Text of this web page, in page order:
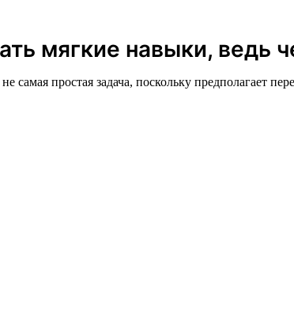
мягкие навыки, ведь
простая задача, поскольку предполагает